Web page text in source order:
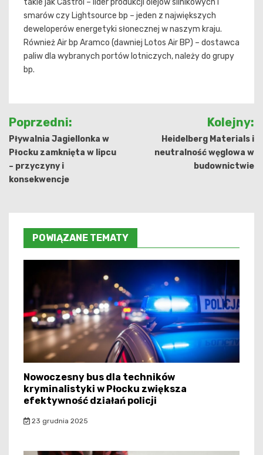
takie jak Castrol – lider produkcji olejów silnikowych i
smarów czy Lightsource bp – jeden z największych
deweloperów energetyki słonecznej w naszym kraju.
Również Air bp Aramco (dawniej Lotos Air BP) – dostawca
paliw dla wybranych portów lotniczych, należy do grupy
bp.
Nawigacja
wpisu
Poprzedni:
Pływalnia Jagiellonka w
Płocku zamknięta w lipcu
– przyczyny i
konsekwencje
Kolejny:
Heidelberg Materials i
neutralność węglowa w
budownictwie
POWIĄZANE TEMATY
Nowoczesny bus dla techników
kryminalistyki w Płocku zwiększa
efektywność działań policji
23 grudnia 2025